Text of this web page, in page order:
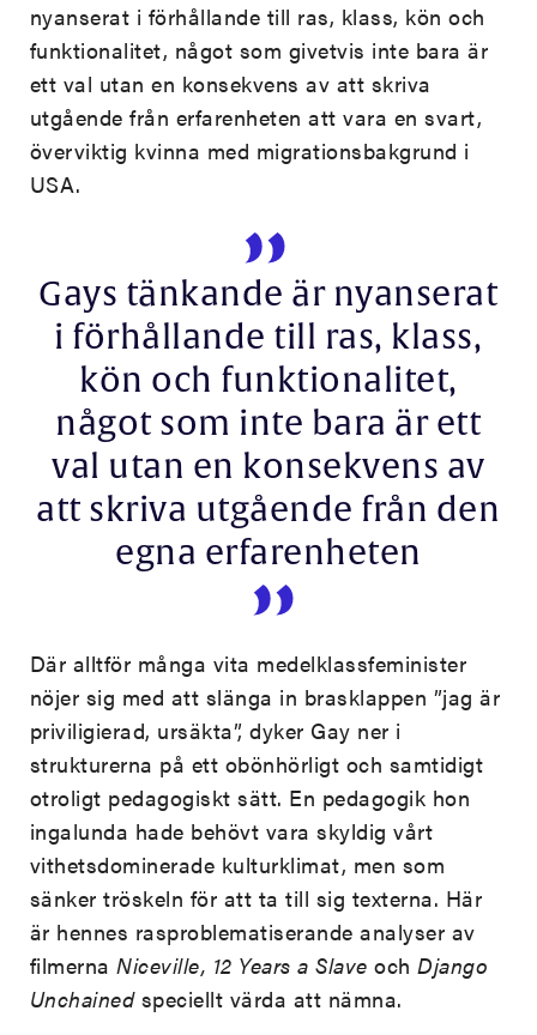
nyanserat i förhållande till ras, klass, kön och
funktionalitet, något som givetvis inte bara är
ett val utan en konsekvens av att skriva
utgående från erfarenheten att vara en svart,
överviktig kvinna med migrationsbakgrund i
USA.
Gays tänkande är nyanserat
i förhållande till ras, klass,
kön och funktionalitet,
något som inte bara är ett
val utan en konsekvens av
att skriva utgående från den
egna erfarenheten
Där alltför många vita medelklassfeminister
nöjer sig med att slänga in brasklappen ”jag är
priviligierad, ursäkta”, dyker Gay ner i
strukturerna på ett obönhörligt och samtidigt
otroligt pedagogiskt sätt. En pedagogik hon
ingalunda hade behövt vara skyldig vårt
vithetsdominerade kulturklimat, men som
sänker tröskeln för att ta till sig texterna. Här
är hennes rasproblematiserande analyser av
filmernaNiceville, 12 Years a Slave ochDjango
Unchainedspeciellt värda att nämna.